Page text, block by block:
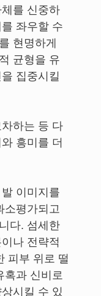
를 신중하
좌우할 수
현명하게
균형을 유
집중시킬
하는 등 다
흥미를 더
이미지를
소평가되고
다. 섬세한
나 전략적
피부 위로 떨
혹과 신비로
시킬 수 있